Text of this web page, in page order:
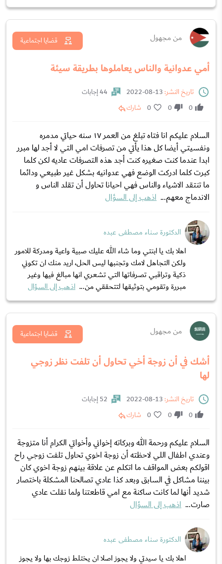
من مجهول
أمي عدوانية والناس يعاملوها بطريقة سيئة
قضايا اجتماعية
تاريخ النشر:
44 إجابات
0
0
0 شارك
السلام عليكم انا فتاه تبلغ من العمر ١٧ سنه حياتي مدمره
ونفسيتي أيضا كل هذا يأتي من تصرفات امي التي لا أجد لها مبرر
ابدا عندما كنت صغيره كنت أجد هذه التصرفات عاديه لكن كلما
كبرت كلما ادركت الوضع فهي عدوانيه بشكل غير طبيعي ودائما
ما تنتقد الاشياء والناس فهي احيانا تحاول أن تقلد الناس و
الاندماج معهم... اذهب إلى السؤال
الدكتورة سناء مصطفى عبده
اهلا بك يا ابنتي وما شاء الله عليك صبية واعية ومدركة للامور
ولكن التجاهل لامك وتجنبها ليس الحل، اريد منك ان تكوني
ذكية وتراقبي تصرفاتها التي تشعري انها مبالغ فيها وغير
مبررة وتقومي بتوثيقها لتتحققي من... اذهب إلى السؤال
من مجهول
أشك في أن زوجة أخي تحاول أن تلفت نظر زوجي
لها
قضايا اجتماعية
تاريخ النشر:
52 إجابات
0
0
0 شارك
السلام عليكم ورحمة الله وبركاته إخواني وأخواتي الكرام أنا متزوجة
وعندي اطفال اللي لاحظته أن زوجة اخوي تحاول تلفت زوجي راح
اقولكم بعض المواقف ما اتكلم عن علاقة بينهم زوجة اخوي كان
بيننا مشاكل في السابق وبعد كذا عادي تصالحنا المشكلة باختصار
شديد أنها لما كانت ساكنة مع امي قاطعتنا ولما نقلت عادي
صارت... اذهب إلى السؤال
الدكتورة سناء مصطفى عبده
اهلا بك يا سيدتي ولا يجوز اصلا ان يختلط زوجك بها ولا يجوز